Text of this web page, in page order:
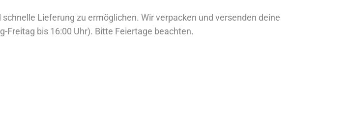
Lieferung zu ermöglichen. Wir verpacken und versenden deine
bis 16:00 Uhr). Bitte Feiertage beachten.